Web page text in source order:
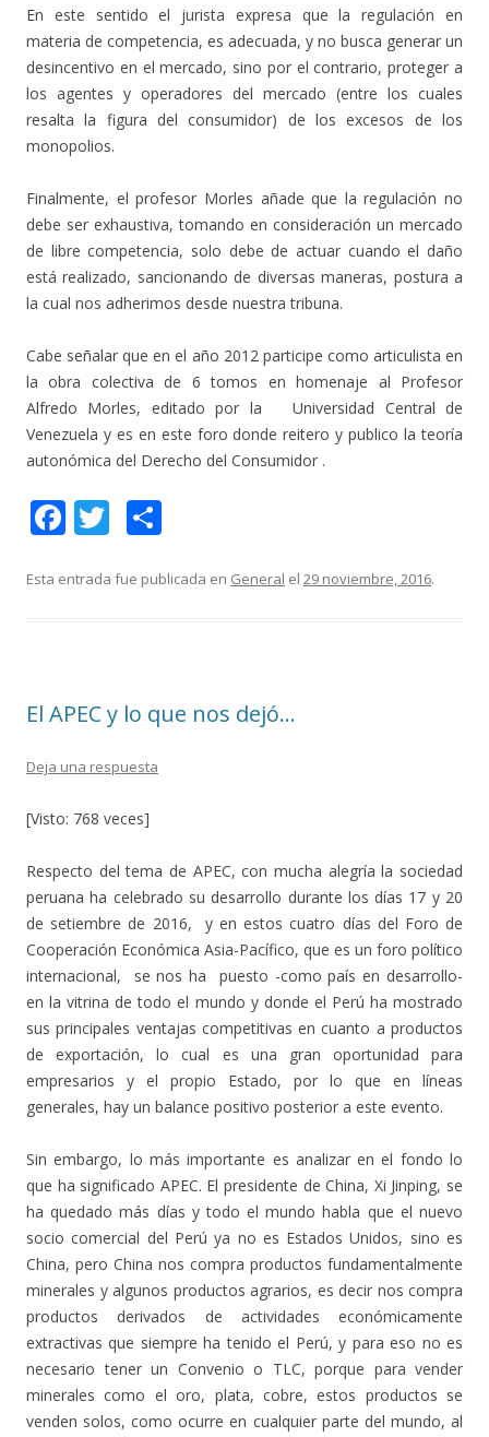
En este sentido el jurista expresa que la regulación en
materia de competencia, es adecuada, y no busca generar un
desincentivo en el mercado, sino por el contrario, proteger a
los agentes y operadores del mercado (entre los cuales
resalta la figura del consumidor) de los excesos de los
monopolios.
Finalmente, el profesor Morles añade que la regulación no
debe ser exhaustiva, tomando en consideración un mercado
de libre competencia, solo debe de actuar cuando el daño
está realizado, sancionando de diversas maneras, postura a
la cual nos adherimos desde nuestra tribuna.
Cabe señalar que en el año 2012 participe como articulista en
la obra colectiva de 6 tomos en homenaje al Profesor
Alfredo Morles, editado por la Universidad Central de
Venezuela y es en este foro donde reitero y publico la teoría
autonómica del Derecho del Consumidor .
F
e
k
T
itt m
r
Esta entrada fue publicada en General el 29 noviembre, 2016.
El APEC y lo que nos dejó…
Deja una respuesta
[Visto: 768 veces]
Respecto del tema de APEC, con mucha alegría la sociedad
peruana ha celebrado su desarrollo durante los días 17 y 20
de setiembre de 2016, y en estos cuatro días del Foro de
Cooperación Económica Asia-Pacífico, que es un foro político
internacional, se nos ha puesto -como país en desarrollo-
en la vitrina de todo el mundo y donde el Perú ha mostrado
sus principales ventajas competitivas en cuanto a productos
de exportación, lo cual es una gran oportunidad para
empresarios y el propio Estado, por lo que en líneas
generales, hay un balance positivo posterior a este evento.
Sin embargo, lo más importante es analizar en el fondo lo
que ha significado APEC. El presidente de China, Xi Jinping, se
ha quedado más días y todo el mundo habla que el nuevo
socio comercial del Perú ya no es Estados Unidos, sino es
China, pero China nos compra productos fundamentalmente
minerales y algunos productos agrarios, es decir nos compra
productos derivados de actividades económicamente
extractivas que siempre ha tenido el Perú, y para eso no es
necesario tener un Convenio o TLC, porque para vender
minerales como el oro, plata, cobre, estos productos se
venden solos, como ocurre en cualquier parte del mundo, al